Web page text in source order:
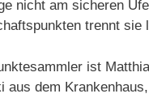
nicht am sicheren
trennt sie
ist
aus dem